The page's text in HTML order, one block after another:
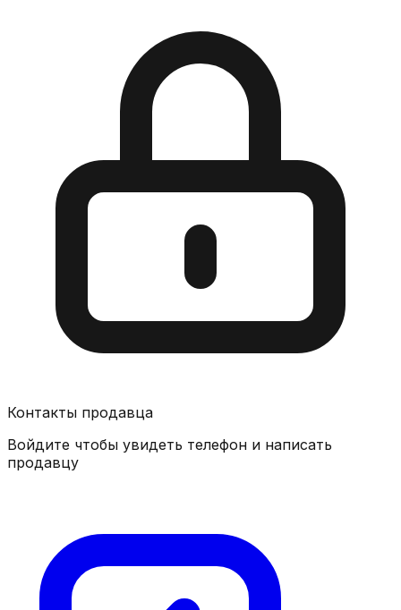
Контакты продавца
Войдите чтобы увидеть телефон и написать
продавцу